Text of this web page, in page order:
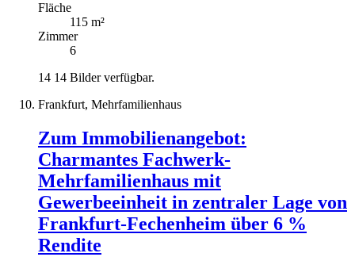
Fläche
115 m²
Zimmer
6
14 14 Bilder verfügbar.
Frankfurt, Mehrfamilienhaus
Zum Immobilienangebot:
Charmantes Fachwerk-
Mehrfamilienhaus mit
Gewerbeeinheit in zentraler Lage von
Frankfurt-Fechenheim über 6 %
Rendite